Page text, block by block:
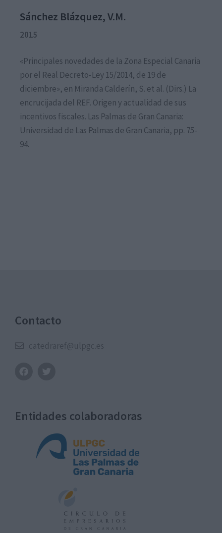
Sánchez Blázquez, V.M.
2015
«Principales novedades de la Zona Especial Canaria
por el Real Decreto-Ley 15/2014, de 19 de
diciembre», en Miranda Calderín, S. et al. (Dirs.) La
encrucijada del REF. Origen y actualidad de sus
incentivos fiscales. Las Palmas de Gran Canaria:
Universidad de Las Palmas de Gran Canaria, pp. 75-
94.
Contacto
catedraref@ulpgc.es
Entidades colaboradoras